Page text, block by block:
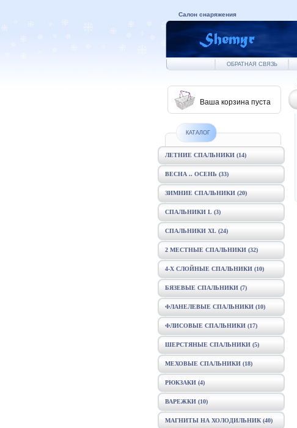
Салон снаряжения
ОБРАТНАЯ СВЯЗЬ
Ваша корзина пуста
КАТАЛОГ
ЛЕТНИЕ СПАЛЬНИКИ (14)
ВЕСНА .. ОСЕНЬ (33)
ЗИМНИЕ СПАЛЬНИКИ (20)
СПАЛЬНИКИ L (3)
СПАЛЬНИКИ XL (24)
2 МЕСТНЫЕ СПАЛЬНИКИ (32)
4-Х СЛОЙНЫЕ СПАЛЬНИКИ (10)
БЯЗЕВЫЕ СПАЛЬНИКИ (7)
ФЛАНЕЛЕВЫЕ СПАЛЬНИКИ (10)
ФЛИСОВЫЕ СПАЛЬНИКИ (17)
ШЕРСТЯНЫЕ СПАЛЬНИКИ (5)
МЕХОВЫЕ СПАЛЬНИКИ (18)
РЮКЗАКИ (4)
ВАРЕЖКИ (10)
МАГНИТЫ НА ХОЛОДИЛЬНИК (40)